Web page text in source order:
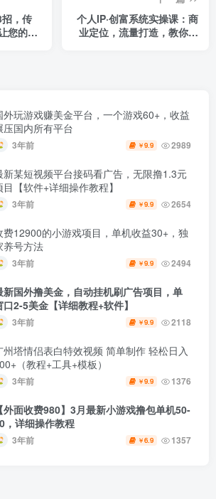
招，传
您的生
个人IP·创富系统实操课：商
业定位，流量打造，教你做
外玩游戏赚美金平台，一个游戏60+，收益
压国内所有平台
3年前 ￥9.9 2989
新某短视频平台接码看广告，无限撸1.3元
目【软件+详细操作教程】
3年前 ￥9.9 2654
费12900的小游戏项目，单机收益30+，独
养号方法
3年前 ￥9.9 2494
新国外撸美金，自动挂机刷广告项目，单
口2-5美金【详细教程+软件】
3年前 ￥9.9 2118
州塔情侣表白特效视频 简单制作 轻松日入
（教程+工具+模板）
3年前 ￥9.9 1376
【外面收费980】3月最新小游戏撸包单机50-
，详细操作教程
3年前 ￥6.9 1357